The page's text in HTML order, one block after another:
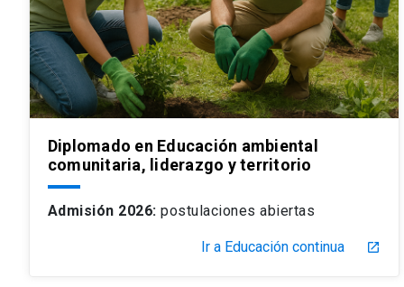
Diplomado en Educación ambiental
comunitaria, liderazgo y territorio
Admisión 2026: postulaciones abiertas
Ir a Educación continua launch